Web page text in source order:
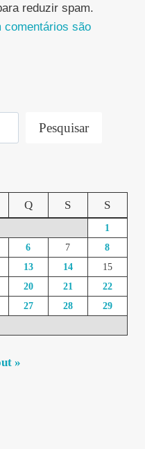
reduzir spam.
comentários são
Pesquisar
Q S S
1
6 7
8
13 14
15
20 21
22
27 28
29
»